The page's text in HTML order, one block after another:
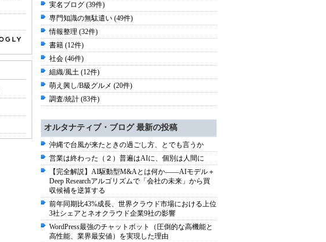
実名ブログ (39件)
専門知識の無駄遣い (49件)
情報整理 (32件)
書籍 (12件)
社会 (46件)
組織/風土 (12件)
萌え興し/B級グルメ (20件)
調査/統計 (83件)
オルタナティブ・ブログ 最新の投稿
沖縄で台風が来たときの過ごし方、とでも言うか
営業は終わった（２）普遍はAIに、個別は人間に
【完全解説】AI駆動型M&Aとは何か――AIモデル＋
Deep Researchアルゴリズムで「会社の未来」から買
収候補を逆算する
前年同期比43%成長、世界クラウド市場における上位
3社シェアとネオクラウド企業9社の影響
WordPress最強のチャットボット（圧倒的な高機能と
高性能、業界最安値）を実現した理由